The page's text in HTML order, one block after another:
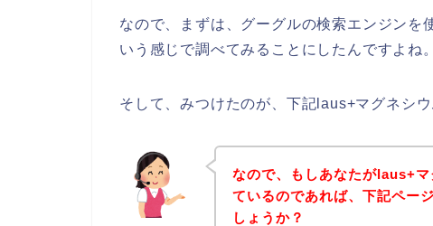
なので、まずは、グーグルの検索エンジン
いう感じで調べてみることにしたんですよね。
そして、みつけたのが、下記laus+マグネシ
なので、もしあなたがlaus+
ているのであれば、下記ペー
しょうか？